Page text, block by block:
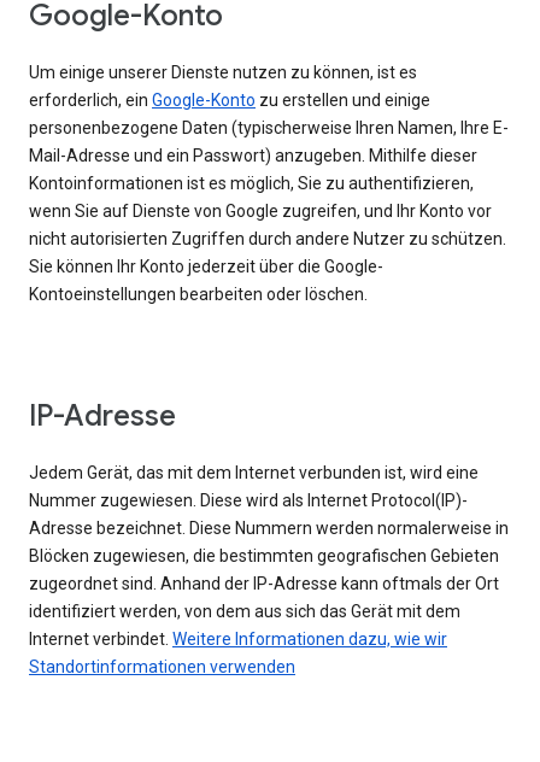
Google-Konto
Um einige unserer Dienste nutzen zu können, ist es
erforderlich, ein Google-Konto zu erstellen und einige
personenbezogene Daten (typischerweise Ihren Namen, Ihre E-
Mail-Adresse und ein Passwort) anzugeben. Mithilfe dieser
Kontoinformationen ist es möglich, Sie zu authentifizieren,
wenn Sie auf Dienste von Google zugreifen, und Ihr Konto vor
nicht autorisierten Zugriffen durch andere Nutzer zu schützen.
Sie können Ihr Konto jederzeit über die Google-
Kontoeinstellungen bearbeiten oder löschen.
IP-Adresse
Jedem Gerät, das mit dem Internet verbunden ist, wird eine
Nummer zugewiesen. Diese wird als Internet Protocol(IP)-
Adresse bezeichnet. Diese Nummern werden normalerweise in
Blöcken zugewiesen, die bestimmten geografischen Gebieten
zugeordnet sind. Anhand der IP-Adresse kann oftmals der Ort
identifiziert werden, von dem aus sich das Gerät mit dem
Internet verbindet. Weitere Informationen dazu, wie wir
Standortinformationen verwenden